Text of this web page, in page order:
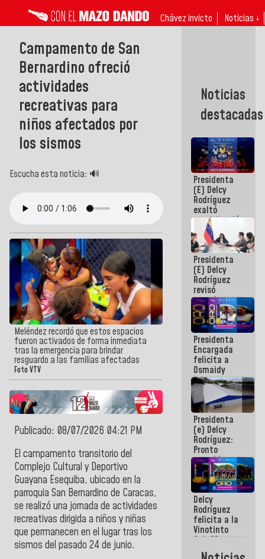
Chávez invicto Noticias ↓
Campamento de San
Bernardino ofreció
actividades
recreativas para
niños afectados por
los sismos
Escucha esta noticia: 🔊
Meléndez recordó que estos espacios
fueron activados de forma inmediata
tras la emergencia para brindar
resguardo a las familias afectadas
Foto VTV
Publicado: 08/07/2026 04:21 PM
El campamento transitorio del
Complejo Cultural y Deportivo
Guayana Esequiba, ubicado en la
parroquia San Bernardino de Caracas,
se realizó una jornada de actividades
recreativas dirigida a niños y niñas
que permanecen en el lugar tras los
sismos del pasado 24 de junio.
Noticias
destacadas
Presidenta
(E) Delcy
Rodríguez
exaltó
participación
de
Venezuela
en Juegos
Centroamericanos
y del Caribe
2026
Presidenta
(E) Delcy
Rodríguez
revisó
agenda
económica y
ejecución de
fondos de
emergencia
post-sismos
Presidenta
Encargada
felicita a
Osmaidy
Arias y
Giraly
Marcano por
hacer
historia en
los
Centroamericanos
Presidenta
(e) Delcy
Rodríguez:
Pronto
restableceremos
las
operaciones
en el
Aeropuerto
Internacional
de
Maiquetía
Delcy
Rodríguez
felicita a la
Vinotinto
Sub 20
campeona